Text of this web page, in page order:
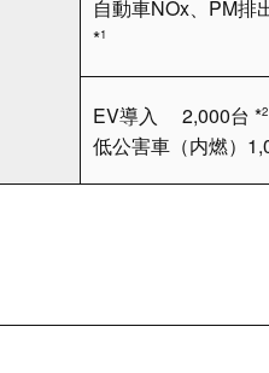
自動車NOx、PM
*1
EV導入 2,000台 *2
低公害車（内燃）